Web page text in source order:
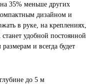
35% меньше других
дизайном и
в руке, на креплениях,
удобной постоянной
и всегда будет
до 5 м